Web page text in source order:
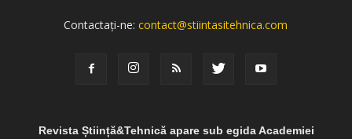
Contactați-ne:contact@stiintasitehnica.com
Revista Știință&Tehnică apare sub egida Academiei